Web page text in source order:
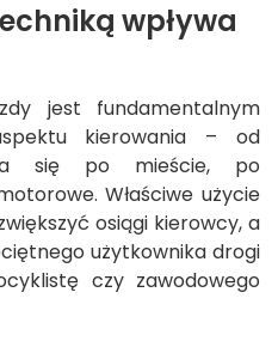
wpływa
jest fundamentalnym
kierowania – od
się po mieście, po
Właściwe użycie
osiągi kierowcy, a
użytkownika drogi
czy zawodowego